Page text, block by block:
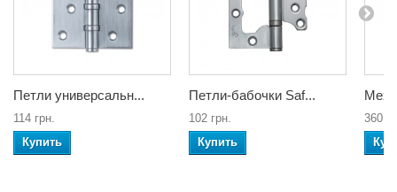
Петли универсальн...
114 грн.
Купить
Петли-бабочки Saf...
102 грн.
Купить
360